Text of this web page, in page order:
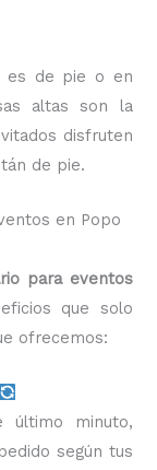
es de pie o en
altas son la
disfruten
de pie.
en Popo
para eventos
que solo
ofrecemos:
último minuto,
según tus